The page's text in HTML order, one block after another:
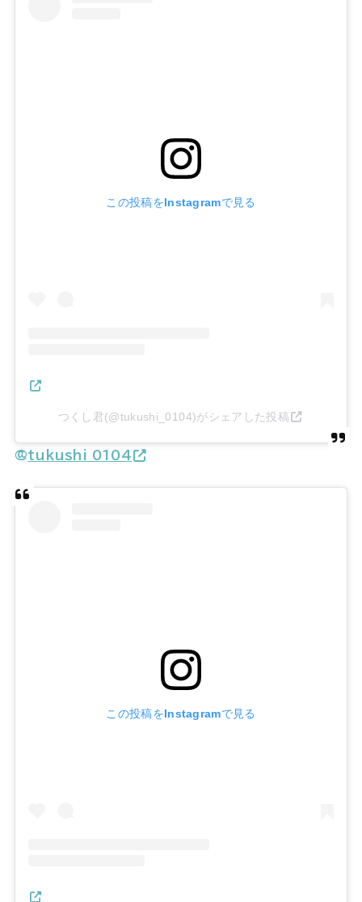
この投稿をInstagramで見る
つくし君(@tukushi_0104)がシェアした投稿
@tukushi_0104
この投稿をInstagramで見る